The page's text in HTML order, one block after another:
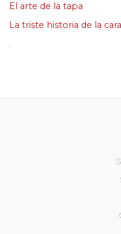
El arte de la tapa
La triste historia de la
.